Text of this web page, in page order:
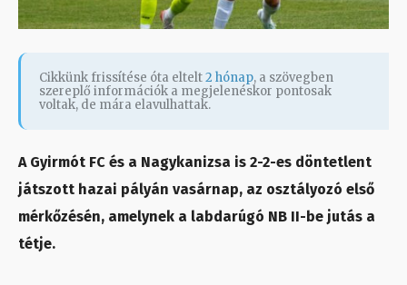
Cikkünk frissítése óta eltelt2 hónap, a szövegben
szereplő információk a megjelenéskor pontosak
voltak, de mára elavulhattak.
A Gyirmót FC és a Nagykanizsa is 2-2-es döntetlent
játszott hazai pályán vasárnap, az osztályozó első
mérkőzésén, amelynek a labdarúgó NB II-be jutás a
tétje.